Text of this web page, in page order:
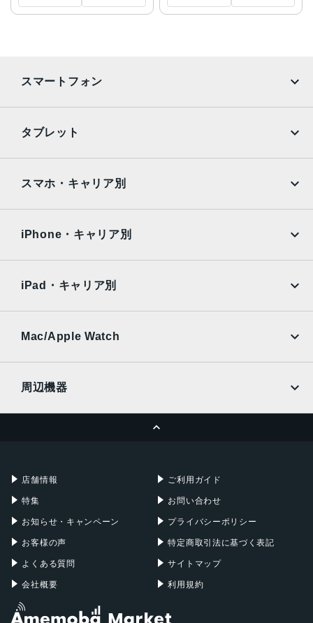
スマートフォン
AQUOS
OPPO Android
タブレット
Surface
Xiaomi Tablet
スマホ・キャリア別
Ymobile
UQmobile
iPhone・キャリア別
Ymobile
UQmobile
iPad・キャリア別
Mac/Apple Watch
周辺機器
店舗情報
特集
お知らせ・キャンペーン
お客様の声
よくある質問
会社概要
ご利用ガイド
お問い合わせ
プライバシーポリシー
特定商取引法に基づく表記
サイトマップ
利用規約